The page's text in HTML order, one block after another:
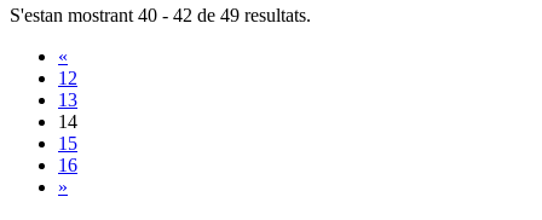
S'estan mostrant 40 - 42 de 49 resultats.
«
12
13
14
15
16
»